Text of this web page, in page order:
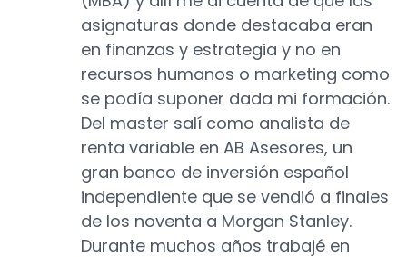
asignaturas donde destacaba eran
en finanzas y estrategia y no en
recursos humanos o marketing como
se podía suponer dada mi formación.
Del master salí como analista de
renta variable en AB Asesores, un
gran banco de inversión español
independiente que se vendió a finales
de los noventa a Morgan Stanley.
Durante muchos años trabajé en